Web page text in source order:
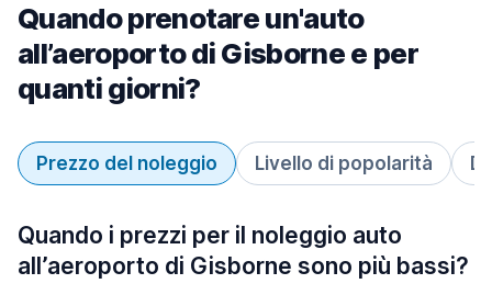
Quando prenotare un'auto
all’aeroporto di Gisborne e per
quanti giorni?
Prezzo del noleggio Livello di popolarità
Quando i prezzi per il noleggio auto
all’aeroporto di Gisborne sono più bassi?